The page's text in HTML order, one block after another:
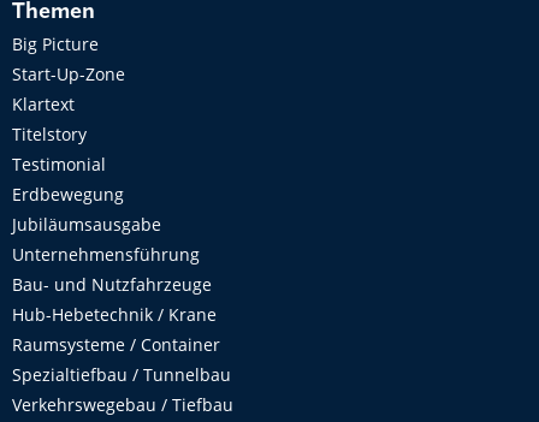
Themen
Big Picture
Start-Up-Zone
Klartext
Titelstory
Testimonial
Erdbewegung
Jubiläumsausgabe
Unternehmensführung
Bau- und Nutzfahrzeuge
Hub-Hebetechnik / Krane
Raumsysteme / Container
Spezialtiefbau / Tunnelbau
Verkehrswegebau / Tiefbau